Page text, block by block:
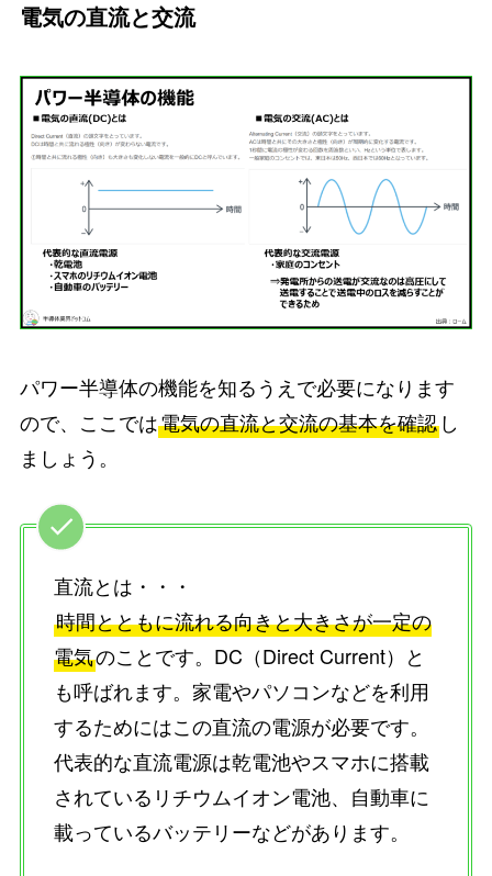
電気の直流と交流
パワー半導体の機能を知るうえで必要になります
ので、ここでは電気の直流と交流の基本を確認し
ましょう。
直流とは・・・
時間とともに流れる向きと大きさが一定の
電気のことです。DC（Direct Current）と
も呼ばれます。家電やパソコンなどを利用
するためにはこの直流の電源が必要です。
代表的な直流電源は乾電池やスマホに搭載
されているリチウムイオン電池、自動車に
載っているバッテリーなどがあります。